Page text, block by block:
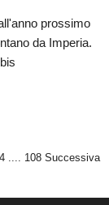
prossimo
da Imperia.
4 .... 108 Successiva